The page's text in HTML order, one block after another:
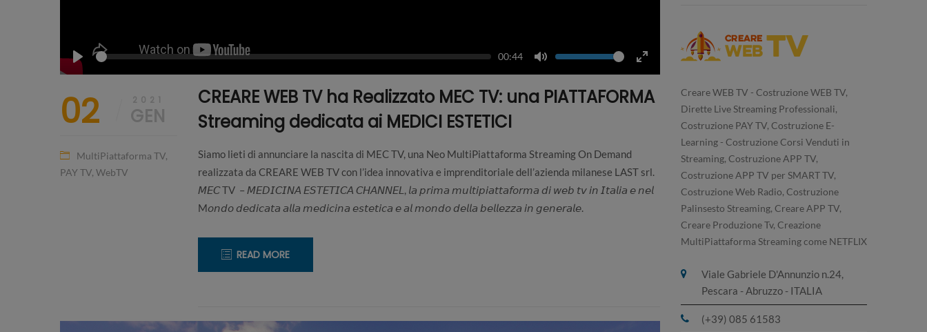
Play
Seek
Current
00:44
Mute
Volume
Fullscreen
02 2021
GEN
MultiPiattaforma TV,
PAY TV, WebTV
CREARE WEB TV ha Realizzato MEC TV: una PIATTAFORMA
Streaming dedicata ai MEDICI ESTETICI
Siamo lieti di annunciare la nascita di MEC TV, una Neo MultiPiattaforma Streaming On Demand
realizzata da CREARE WEB TV con l’idea innovativa e imprenditoriale dell’azienda milanese LAST srl.
𝘔𝘌𝘊 TV – 𝘔𝘌𝘋𝘐𝘊𝘐𝘕𝘈 𝘌𝘚𝘛𝘌𝘛𝘐𝘊𝘈 𝘊𝘏𝘈𝘕𝘕𝘌𝘓, 𝘭𝘢 𝘱𝘳𝘪𝘮𝘢 𝘮𝘶𝘭𝘵𝘪𝘱𝘪𝘢𝘵𝘵𝘢𝘧𝘰𝘳𝘮𝘢 𝘥𝘪 𝘸𝘦𝘣 𝘵𝘷 𝘪𝘯 𝘐𝘵𝘢𝘭𝘪𝘢 𝘦 𝘯𝘦𝘭
M𝘰𝘯𝘥𝘰 𝘥𝘦𝘥𝘪𝘤𝘢𝘵𝘢 𝘢𝘭𝘭𝘢 𝘮𝘦𝘥𝘪𝘤𝘪𝘯𝘢 𝘦𝘴𝘵𝘦𝘵𝘪𝘤𝘢 𝘦 𝘢𝘭 𝘮𝘰𝘯𝘥𝘰 𝘥𝘦𝘭𝘭𝘢 𝘣𝘦𝘭𝘭𝘦𝘻𝘻𝘢 𝘪𝘯 𝘨𝘦𝘯𝘦𝘳𝘢𝘭𝘦.
READ MORE
22
CREARE
Creare WEB TV - Costruzione WEB TV,
Dirette Live Streaming Professionali,
Costruzione PAY TV, Costruzione E-
Learning - Costruzione Corsi Venduti in
Streaming, Costruzione APP TV,
Costruzione APP TV per SMART TV,
Costruzione Web Radio, Costruzione
Palinsesto Streaming, Creare APP TV,
Creare Produzione Tv, Creazione
MultiPiattaforma Streaming come NETFLIX
Viale Gabriele D'Annunzio n.24,
Pescara - Abruzzo - ITALIA
(+39) 085 61583